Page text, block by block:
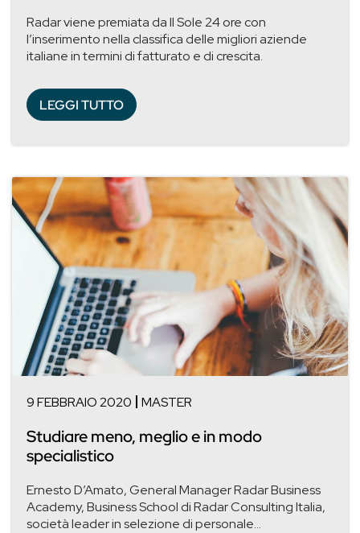
Radar viene premiata da Il Sole 24 ore con
l’inserimento nella classifica delle migliori aziende
italiane in termini di fatturato e di crescita.
LEGGI TUTTO
9 FEBBRAIO 2020 MASTER
Studiare meno, meglio e in modo
specialistico
Ernesto D’Amato, General Manager Radar Business
Academy, Business School di Radar Consulting Italia,
società leader in selezione di personale...